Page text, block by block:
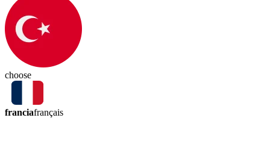
choose
franciafrançais